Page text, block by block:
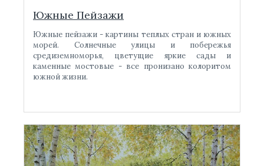
Южные Пейзажи
Южные пейзажи - картины теплых стран и южных
морей. Солнечные улицы и побережья
средиземноморья, цветущие яркие сады и
каменные мостовые - все пронизано колоритом
южной жизни.